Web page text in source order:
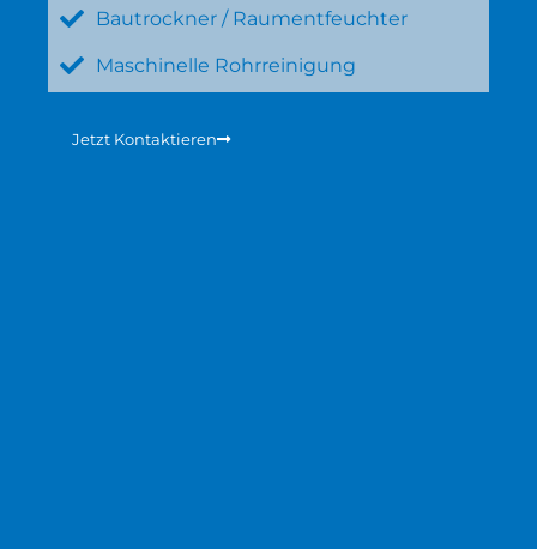
Bautrockner / Raumentfeuchter
Maschinelle Rohrreinigung
Jetzt Kontaktieren